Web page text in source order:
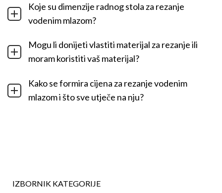
Koje su dimenzije radnog stola za rezanje
vodenim mlazom?
Mogu li donijeti vlastiti materijal za rezanje ili
moram koristiti vaš materijal?
Kako se formira cijena za rezanje vodenim
mlazom i što sve utječe na nju?
IZBORNIK KATEGORIJE